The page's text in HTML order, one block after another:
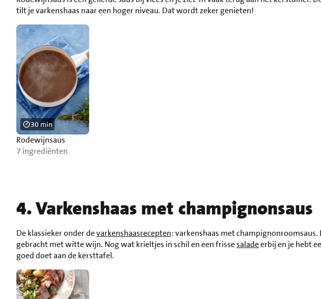
tilt je varkenshaas naar een hoger niveau. Dat wordt zeker genieten!
Rodewijnsaus
7 ingrediënten
30 min
4. Varkenshaas met champignonsaus
De klassieker onder devarkenshaasrecepten: varkenshaas met champignonroomsaus.
gebracht met witte wijn. Nog wat krieltjes in schil en een frissesaladeerbij en je hebt
goed doet aan de kersttafel.